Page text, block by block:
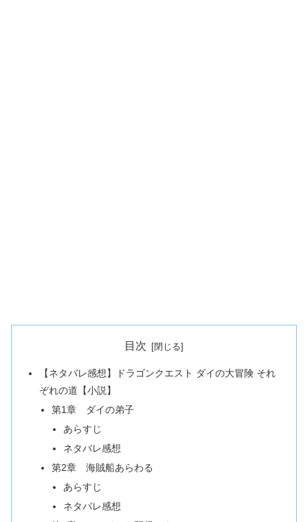
目次
【ネタバレ感想】ドラゴンクエスト ダイの大冒険 それ
ぞれの道【小説】
第1章 ダイの弟子
あらすじ
ネタバレ感想
第2章 海賊船あらわる
あらすじ
ネタバレ感想